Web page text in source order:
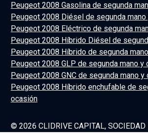
Peugeot 2008 Gasolina de segunda
Peugeot 2008 Diésel de segunda
Peugeot 2008 Eléctrico de segunda
Peugeot 2008 Híbrido Diésel de
Peugeot 2008 Híbrido de segunda
Peugeot 2008 GLP de segunda mano y
Peugeot 2008 GNC de segunda mano y
Peugeot 2008 Híbrido enchufable de
ocasión
© 2026 CLIDRIVE CAPITAL,